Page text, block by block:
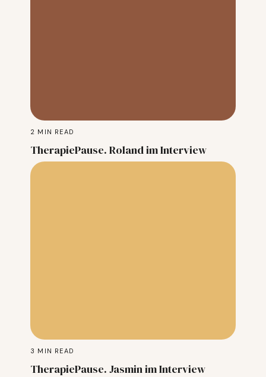
2 MIN READ
TherapiePause. Roland im Interview
3 MIN READ
TherapiePause. Jasmin im Interview